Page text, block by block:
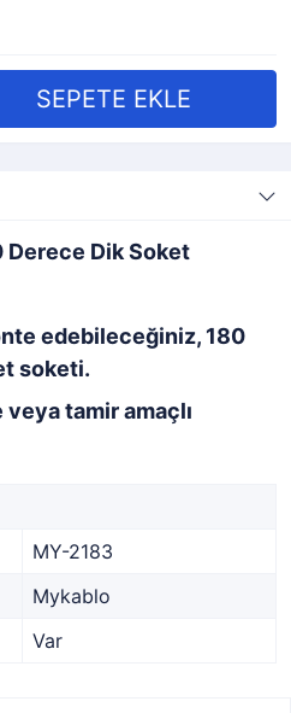
Derece Dik Soket
edebileceğiniz, 180
soketi.
tamir amaçlı
MY-2183
Mykablo
Var